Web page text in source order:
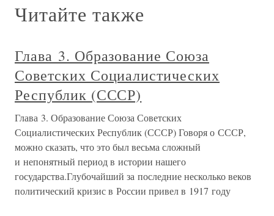
Читайте также
Глава 3. Образование Союза
Советских Социалистических
Республик (СССР)
Глава 3. Образование Союза Советских
Социалистических Республик (СССР) Говоря о СССР,
можно сказать, что это был весьма сложный
и непонятный период в истории нашего
государства.Глубочайший за последние несколько веков
политический кризис в России привел в 1917 году